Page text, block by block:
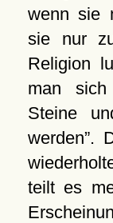
wenn sie
sie nur
Religion
man
Steine
werden .
teilt es